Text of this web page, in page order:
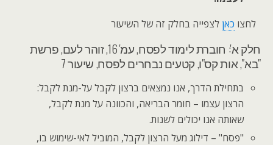
לחצו כאן לצפייה בחלק זה של השיעור
חלק א': חוברת לימוד לפסח, עמ' 16, זוהר לעם, פרשת
"בא", אות קס"ו, קטעים נבחרים לפסח, שיעור 7
בתחילת הדרך, אנו נמצאים ברצון לקבל על-מנת לקבל:
הרצון עצמו – חומר הבריאה, והכוונה על מנת לקבל,
שאותה אנו יכולים לשנות.
"פסח" – דילוג מעל הרצון לקבל, המוביל לאי-שימוש בו,